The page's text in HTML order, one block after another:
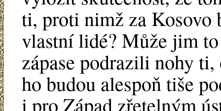
ti, proti nimž za Kosovo
vlastní lidé? Může jim
zápase podrazili nohy
ho budou alespoň tiše
i pro Západ zřetelným